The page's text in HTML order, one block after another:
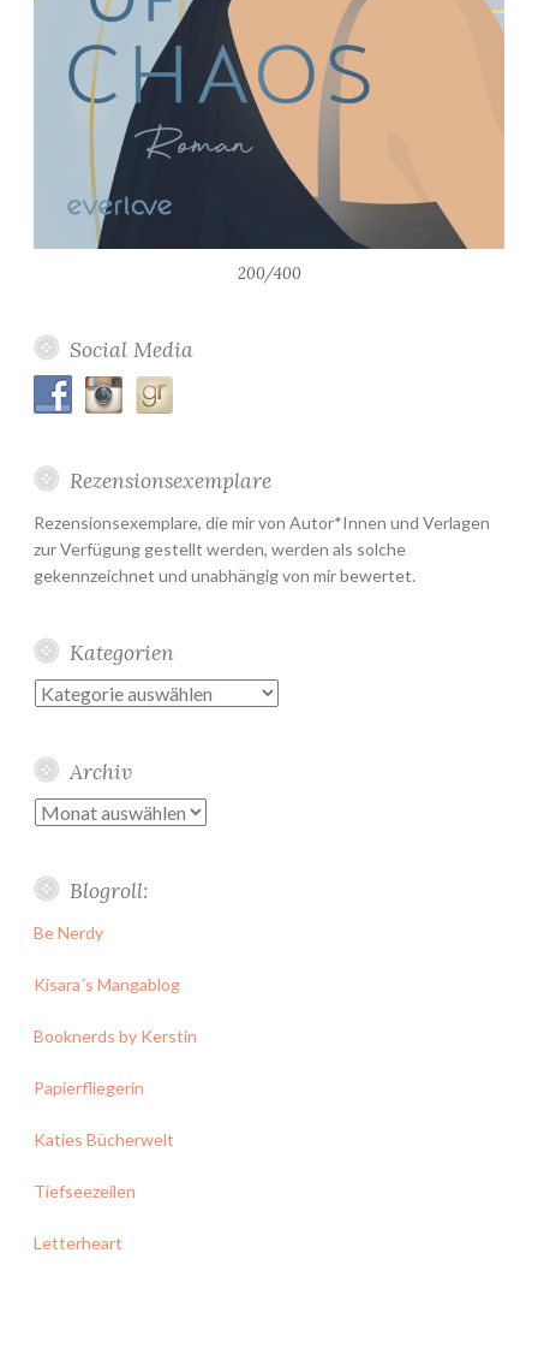
200/400
Social Media
Rezensionsexemplare
Rezensionsexemplare, die mir von Autor*Innen und Verlagen
zur Verfügung gestellt werden, werden als solche
gekennzeichnet und unabhängig von mir bewertet.
Kategorien
Kategorien
Archiv
Archiv
Blogroll:
Be Nerdy
Kisara´s Mangablog
Booknerds by Kerstin
Papierfliegerin
Katies Bücherwelt
Tiefseezeilen
Letterheart